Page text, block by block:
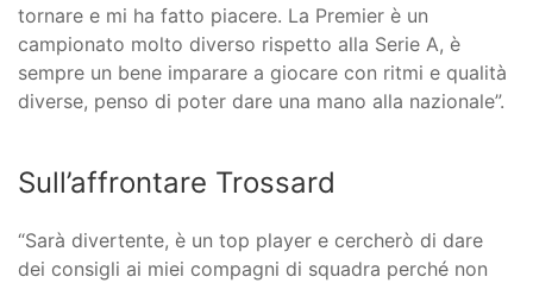
tornare e mi ha fatto piacere. La Premier è un
campionato molto diverso rispetto alla Serie A, è
sempre un bene imparare a giocare con ritmi e qualità
diverse, penso di poter dare una mano alla nazionale”.
Sull’affrontare Trossard
“Sarà divertente, è un top player e cercherò di dare
dei consigli ai miei compagni di squadra perché non